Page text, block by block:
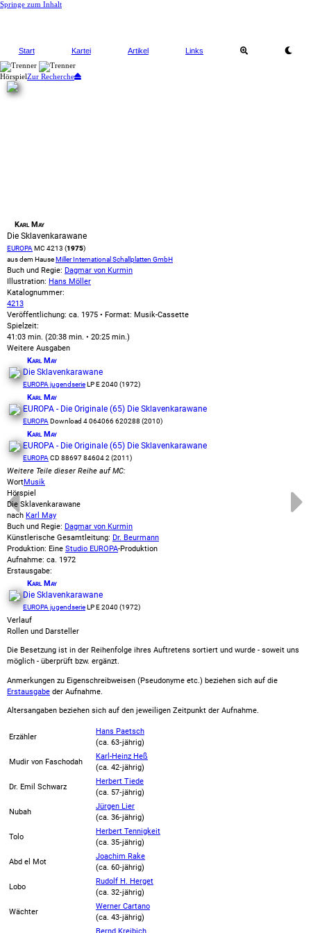
Springe zum Inhalt
Start Kartei Artikel Links
HörspielZur Recherche
Karl May
Die Sklavenkarawane
EUROPAMC 4213 (1975)
aus dem HauseMiller International Schallplatten GmbH
Buch und Regie: Dagmar von Kurmin
Illustration: Hans Möller
Katalognummer:
4213
Veröffentlichung: ca. 1975 • Format: Musik-Cassette
Spielzeit:
41:03 min. (20:38 min. • 20:25 min.)
Weitere Ausgaben
Karl May
Die Sklavenkarawane
EUROPA jugendserie LP E 2040 (1972)
Karl May
EUROPA - Die Originale (65) Die Sklavenkarawane
EUROPA Download 4 064066 620288 (2010)
Karl May
EUROPA - Die Originale (65) Die Sklavenkarawane
EUROPACD 88697 84604 2 (2011)
Weitere Teile dieser Reihe auf MC:
WortMusik
Hörspiel
Die Sklavenkarawane
nach Karl May
Buch und Regie: Dagmar von Kurmin
Künstlerische Gesamtleitung: Dr. Beurmann
Produktion: Eine Studio EUROPA-Produktion
Aufnahme: ca. 1972
Erstausgabe:
Karl May
Die Sklavenkarawane
EUROPA jugendserie LP E 2040 (1972)
Verlauf
Rollen und Darsteller
Die Besetzung ist in der Reihenfolge ihres Auftretens sortiert und wurde - soweit uns
möglich - überprüft bzw. ergänzt.
Anmerkungen zu Eigenschreibweisen (Pseudonyme etc.) beziehen sich auf die
Erstausgabe der Aufnahme.
Altersangaben beziehen sich auf den jeweiligen Zeitpunkt der Aufnahme.
Erzähler
Hans Paetsch
(ca. 63‑jährig)
Mudir von Faschodah
Karl-Heinz Heß
(ca. 42‑jährig)
Dr. Emil Schwarz
Herbert Tiede
(ca. 57‑jährig)
Nubah
Jürgen Lier
(ca. 36‑jährig)
Tolo
Herbert Tennigkeit
(ca. 35‑jährig)
Abd el Mot
Joachim Rake
(ca. 60‑jährig)
Lobo
Rudolf H. Herget
(ca. 32‑jährig)
Wächter
Werner Cartano
(ca. 43‑jährig)